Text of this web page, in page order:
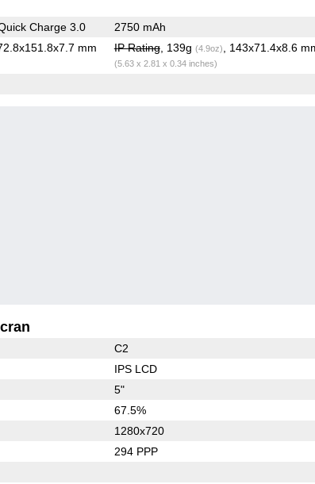
Charge 3.0 2750 mAh
72.8x151.8x7.7 mm IP Rating, 139g (4.9oz) , 143x71.4x8.6
(5.63 x 2.81 x 0.34 inches)
C2
IPS LCD
5"
67.5%
1280x720
294 PPP